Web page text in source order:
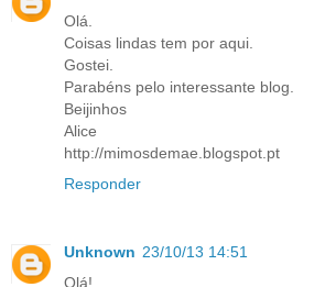
Olá.
Coisas lindas tem por aqui.
Gostei.
Parabéns pelo interessante blog.
Beijinhos
Alice
http://mimosdemae.blogspot.pt
Responder
Unknown 23/10/13 14:51
Olá!